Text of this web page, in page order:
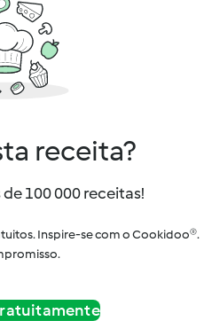
receita?
100 000 receitas!
Inspire-se com o Cookidoo®.